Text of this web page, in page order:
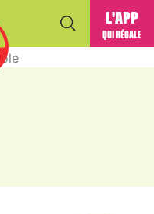
L'APP
QUI RÉGALE